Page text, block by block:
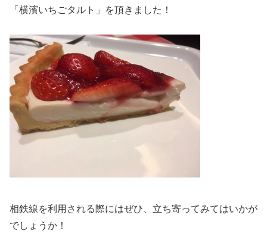
「横濱いちごタルト」を頂きました！
相鉄線を利用される際にはぜひ、立ち寄ってみてはいかが
でしょうか！